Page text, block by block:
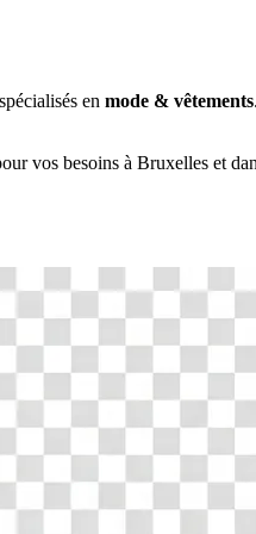
en mode & vêtements
vos besoins à Bruxelles et